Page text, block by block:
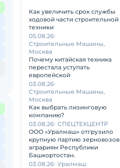
Как увеличить срок службы
ходовой части строительной
техники
05.08.26
Строительные Машины,
Москва
Почему китайская техника
перестала уступать
европейской
03.08.26
Строительные Машины,
Москва
Как выбрать лизинговую
компанию?
03.08.26 СПЕЦТЕХЦЕНТР
ООО «Уралмаш» отгрузило
крупную партию зерновозов
аграриям Республики
Башкортостан.
03.08.26 Уралмаш